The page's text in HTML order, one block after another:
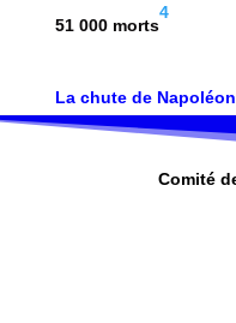
51 000 morts
4
La chute de
Comité